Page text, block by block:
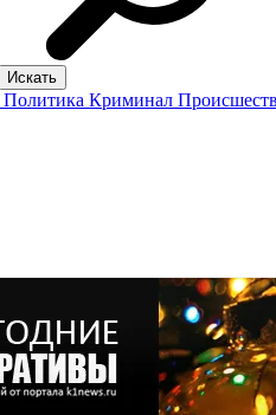
Политика Криминал